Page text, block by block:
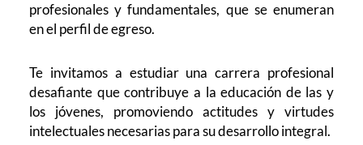
profesionales y fundamentales, que se enumeran
en el perfil de egreso.
Te invitamos a estudiar una carrera profesional
desafiante que contribuye a la educación de las y
los jóvenes, promoviendo actitudes y virtudes
intelectuales necesarias para su desarrollo integral.